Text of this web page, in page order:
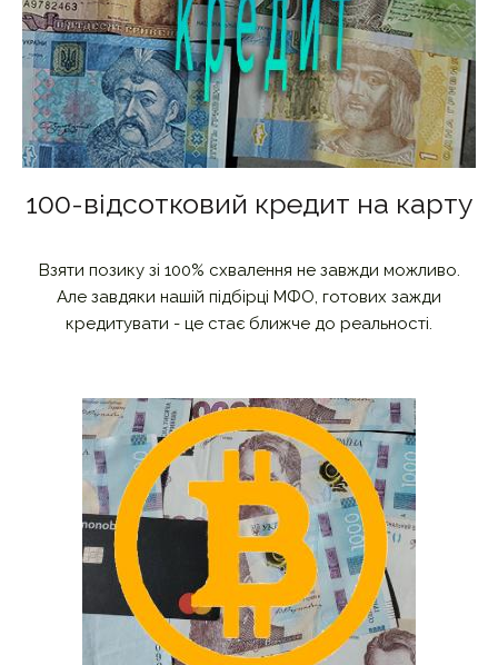
100-відсотковий кредит на карту
Взяти позику зі 100% схвалення не завжди можливо.
Але завдяки нашій підбірці МФО, готових зажди
кредитувати - це стає ближче до реальності.